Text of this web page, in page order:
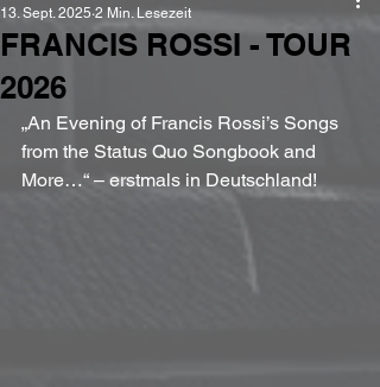
FRANCIS ROSSI - TOUR
2026
13. Sept. 2025 2 Min. Lesezeit
„An Evening of Francis Rossi’s Songs
from the Status Quo Songbook and
More…“ – erstmals in Deutschland!